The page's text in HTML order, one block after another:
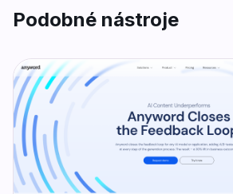
Podobné nástroje